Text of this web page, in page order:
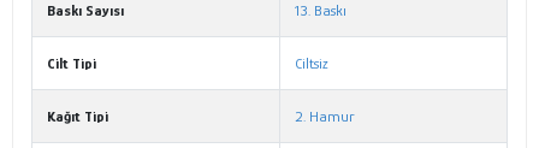
Baskı Sayısı 13. Baskı
Cilt Tipi Ciltsiz
Kağıt Tipi 2. Hamur